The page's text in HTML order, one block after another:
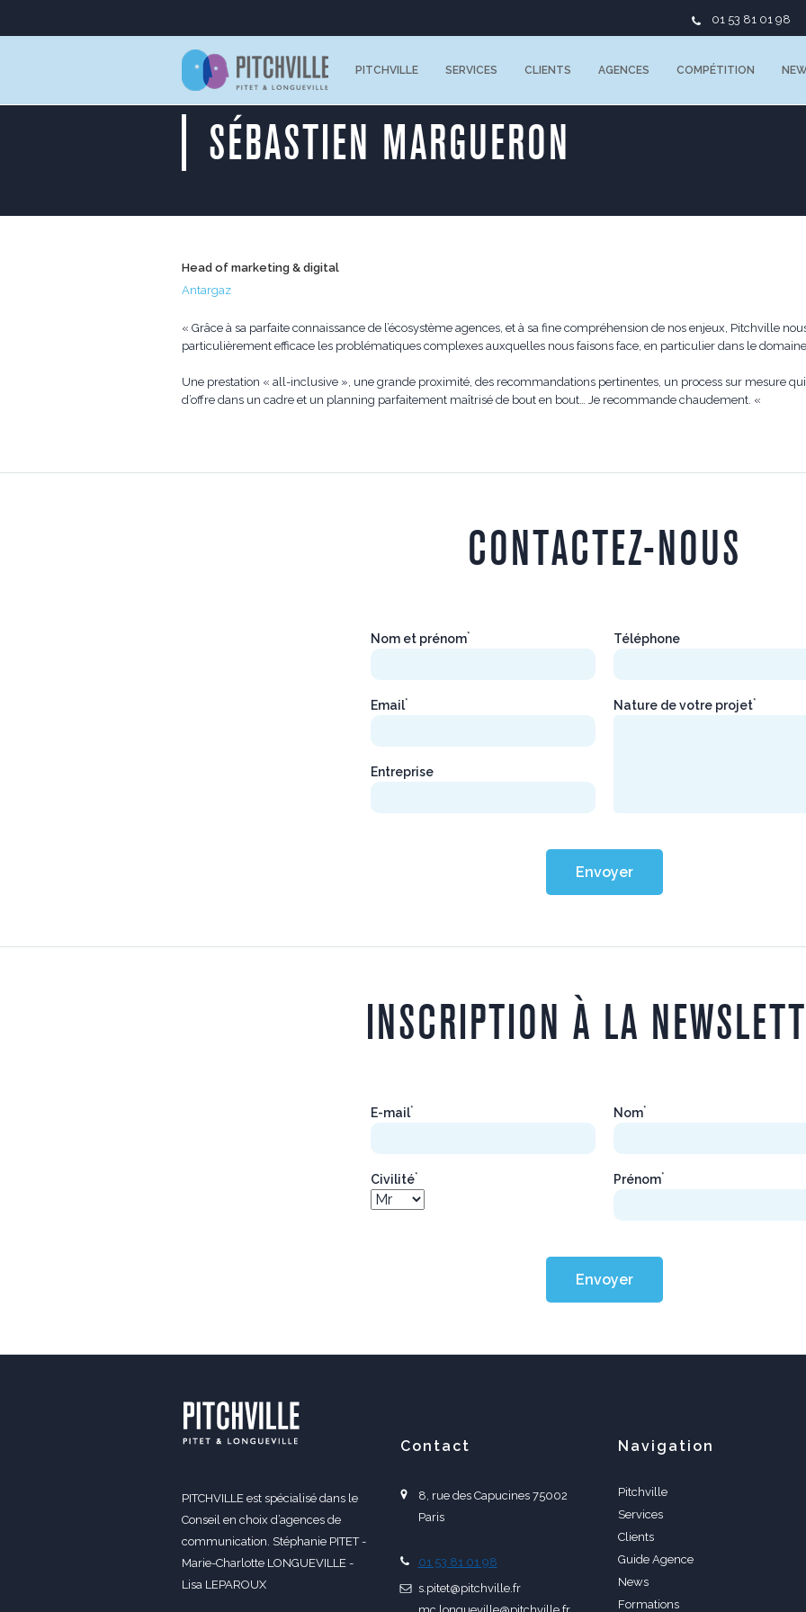
01 53 81 01 98
PITCHVILLE SERVICES CLIENTS AGENCES COMPÉTITION
SÉBASTIEN MARGUERON
Head of marketing & digital
Antargaz
« Grâce à sa parfaite connaissance de l’écosystème agences, et à sa fine compréhension de nos enjeux, Pitchville
particulièrement efficace les problématiques complexes auxquelles nous faisons face, en particulier dans le
Une prestation « all-inclusive », une grande proximité, des recommandations pertinentes, un process sur mesure
d’offre dans un cadre et un planning parfaitement maîtrisé de bout en bout… Je recommande chaudement. «
CONTACTEZ-NOUS
Nom et prénom*
Email*
Entreprise
Téléphone
Nature de votre projet*
Envoyer
INSCRIPTION À LA
E-mail*
Civilité*
Nom*
Prénom*
Envoyer
PITCHVILLE est spécialisé dans le
Conseil en choix d’agences de
communication. Stéphanie PITET -
Marie-Charlotte LONGUEVILLE -
Lisa LEPAROUX
Contact
8, rue des Capucines 75002
Paris
01 53 81 01 98
s.pitet@pitchville.fr
Navigation
Pitchville
Services
Clients
Guide Agence
News
Formations